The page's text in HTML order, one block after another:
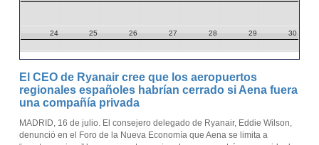
24 25 26 27 28 29 30
El CEO de Ryanair cree que los aeropuertos
regionales españoles habrían cerrado si Aena fuera
una compañía privada
MADRID, 16 de julio. El consejero delegado de Ryanair, Eddie Wilson,
denunció en el Foro de la Nueva Economía que Aena se limita a